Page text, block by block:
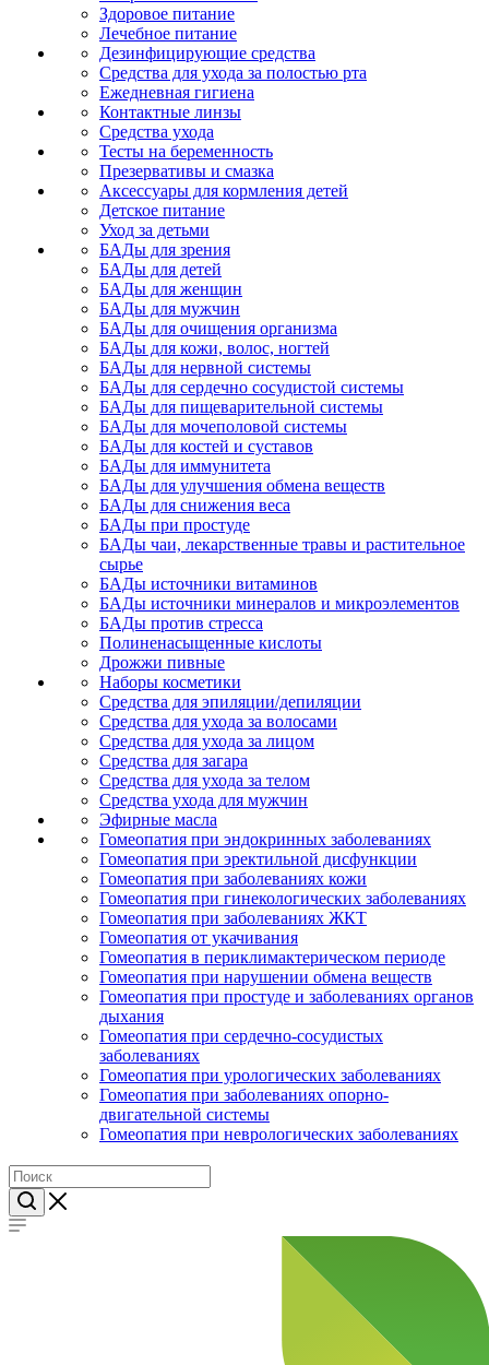
Здоровое питание
Лечебное питание
Дезинфицирующие средства
Средства для ухода за полостью рта
Ежедневная гигиена
Контактные линзы
Средства ухода
Тесты на беременность
Презервативы и смазка
Аксессуары для кормления детей
Детское питание
Уход за детьми
БАДы для зрения
БАДы для детей
БАДы для женщин
БАДы для мужчин
БАДы для очищения организма
БАДы для кожи, волос, ногтей
БАДы для нервной системы
БАДы для сердечно сосудистой системы
БАДы для пищеварительной системы
БАДы для мочеполовой системы
БАДы для костей и суставов
БАДы для иммунитета
БАДы для улучшения обмена веществ
БАДы для снижения веса
БАДы при простуде
БАДы чаи, лекарственные травы и растительное
сырье
БАДы источники витаминов
БАДы источники минералов и микроэлементов
БАДы против стресса
Полиненасыщенные кислоты
Дрожжи пивные
Наборы косметики
Средства для эпиляции/депиляции
Средства для ухода за волосами
Средства для ухода за лицом
Средства для загара
Средства для ухода за телом
Средства ухода для мужчин
Эфирные масла
Гомеопатия при эндокринных заболеваниях
Гомеопатия при эректильной дисфункции
Гомеопатия при заболеваниях кожи
Гомеопатия при гинекологических заболеваниях
Гомеопатия при заболеваниях ЖКТ
Гомеопатия от укачивания
Гомеопатия в периклимактерическом периоде
Гомеопатия при нарушении обмена веществ
Гомеопатия при простуде и заболеваниях органов
дыхания
Гомеопатия при сердечно-сосудистых
заболеваниях
Гомеопатия при урологических заболеваниях
Гомеопатия при заболеваниях опорно-
двигательной системы
Гомеопатия при неврологических заболеваниях